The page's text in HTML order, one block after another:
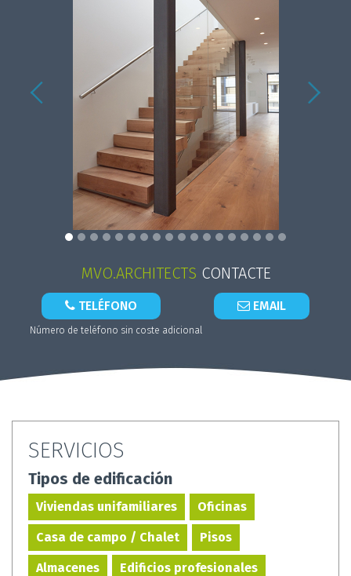
MVO.ARCHITECTS CONTACTE
TELÉFONO
Número de teléfono sin coste adicional
EMAIL
SERVICIOS
Tipos de edificación
Viviendas unifamiliares Oficinas
Casa de campo / Chalet Pisos
Almacenes Edificios profesionales